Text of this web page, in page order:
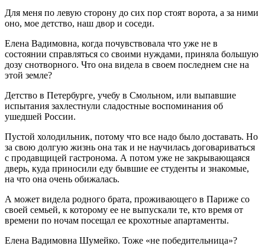
Для меня по левую сторону до сих пор стоят ворота, а за ними
оно, мое детство, наш двор и соседи.
Елена Вадимовна, когда почувствовала что уже не в
состоянии справляться со своими нуждами, приняла большую
дозу снотворного. Что она видела в своем последнем сне на
этой земле?
Детство в Петербурге, учебу в Смольном, или выпавшие
испытания захлестнули сладостные воспоминания об
ушедшей России.
Пустой холодильник, потому что все надо было доставать. Но
за свою долгую жизнь она так и не научилась договариваться
с продавщицей гастронома. А потом уже не закрывающаяся
дверь, куда приносили еду бывшие ее студенты и знакомые,
на что она очень обижалась.
А может видела родного брата, проживающего в Париже со
своей семьей, к которому ее не выпускали те, кто время от
времени по ночам посещал ее крохотные апартаменты.
Елена Вадимовна Шумейко. Тоже «не победительница»?